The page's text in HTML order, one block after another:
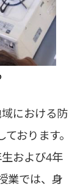
における防
おります。
および4年
業では、身